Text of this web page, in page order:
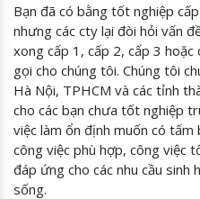
Bạn đã có bằng tốt nghiệp
nhưng các cty lại đòi hỏi vấn
xong cấp 1, cấp 2, cấp 3
gọi cho chúng tôi. Chúng tôi
Hà Nội, TPHCM và các tỉnh
cho các bạn chưa tốt nghiệp
việc làm ổn định muốn có
công việc phù hợp, công việc
đáp ứng cho các nhu cầu
sống.